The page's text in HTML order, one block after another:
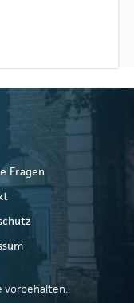
Fragen
vorbehalten.